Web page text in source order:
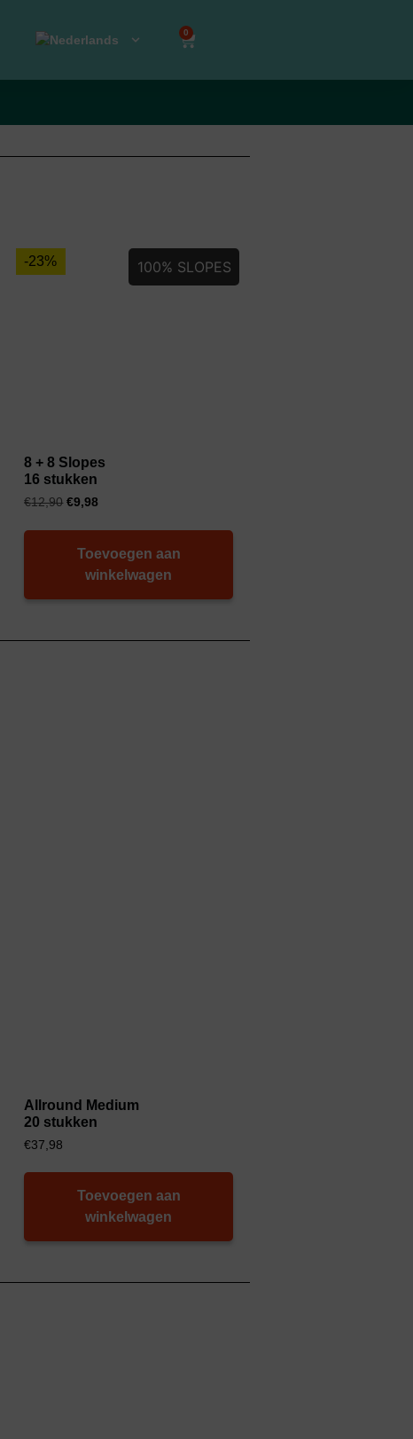
0
-23% 100% SLOPES
8 + 8 Slopes
16 stukken
€12,90 €9,98
Toevoegen aan
winkelwagen
Allround Medium
20 stukken
€37,98
Toevoegen aan
winkelwagen